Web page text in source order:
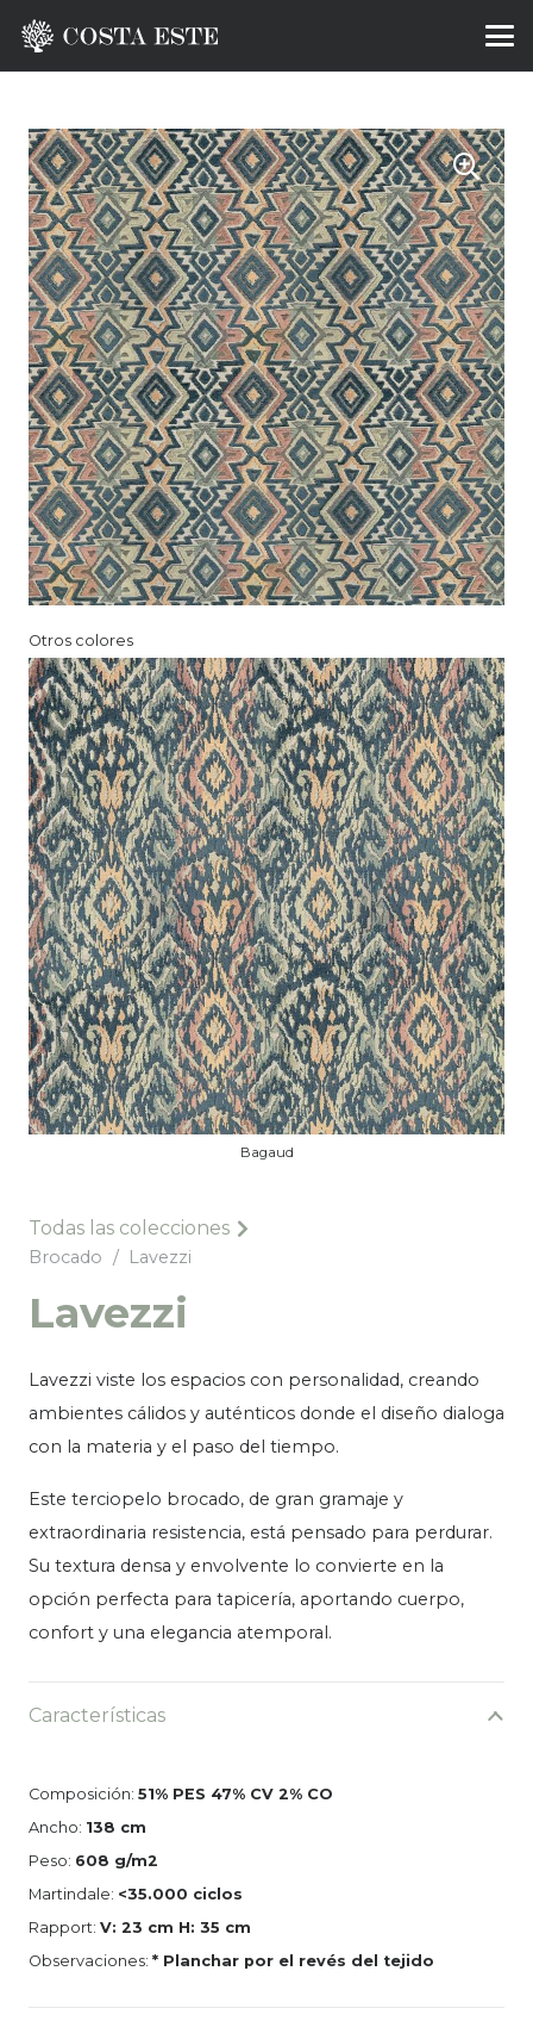
Otros colores
Bagaud
Todas las colecciones
Brocado / Lavezzi
Lavezzi
Lavezzi viste los espacios con personalidad, creando
ambientes cálidos y auténticos donde el diseño dialoga
con la materia y el paso del tiempo.
Este terciopelo brocado, de gran gramaje y
extraordinaria resistencia, está pensado para perdurar.
Su textura densa y envolvente lo convierte en la
opción perfecta para tapicería, aportando cuerpo,
confort y una elegancia atemporal.
Características
Composición: 51% PES 47% CV 2% CO
Ancho: 138 cm
Peso: 608 g/m2
Martindale: <35.000 ciclos
Rapport: V: 23 cm H: 35 cm
Observaciones: * Planchar por el revés del tejido